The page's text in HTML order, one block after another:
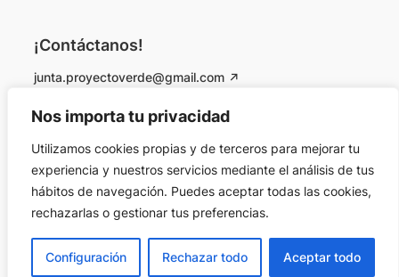
Nos importa tu privacidad
Utilizamos cookies propias y de terceros para mejorar tu
experiencia y nuestros servicios mediante el análisis de tus
hábitos de navegación. Puedes aceptar todas las cookies,
rechazarlas o gestionar tus preferencias.
Configuración Rechazar todo Aceptar todo
¡Contáctanos!
junta.proyectoverde@gmail.com
© 2026 Proyecto Verde Colmenarejo. Todos los
derechos reservados.
Designed byAndrea Maestro